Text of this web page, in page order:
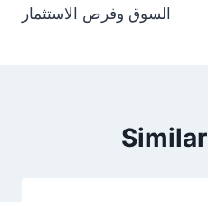
السوق وفرص الاستثمار